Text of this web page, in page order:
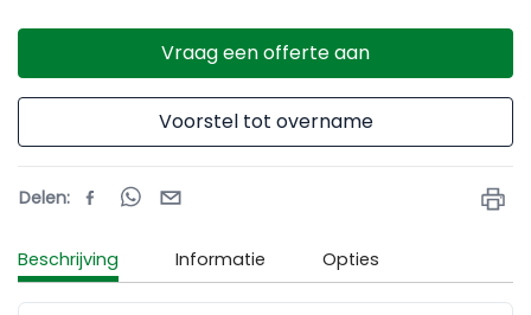
Vraag een offerte aan
Voorstel tot overname
Delen:
Beschrijving Informatie Opties